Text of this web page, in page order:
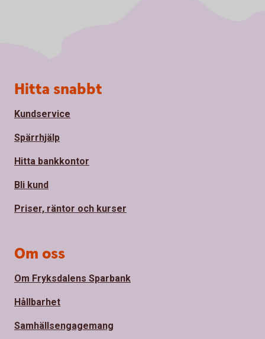
Sidfot
Hitta snabbt
Kundservice
Spärrhjälp
Hitta bankkontor
Bli kund
Priser, räntor och kurser
Om oss
Om Fryksdalens Sparbank
Hållbarhet
Samhällsengagemang